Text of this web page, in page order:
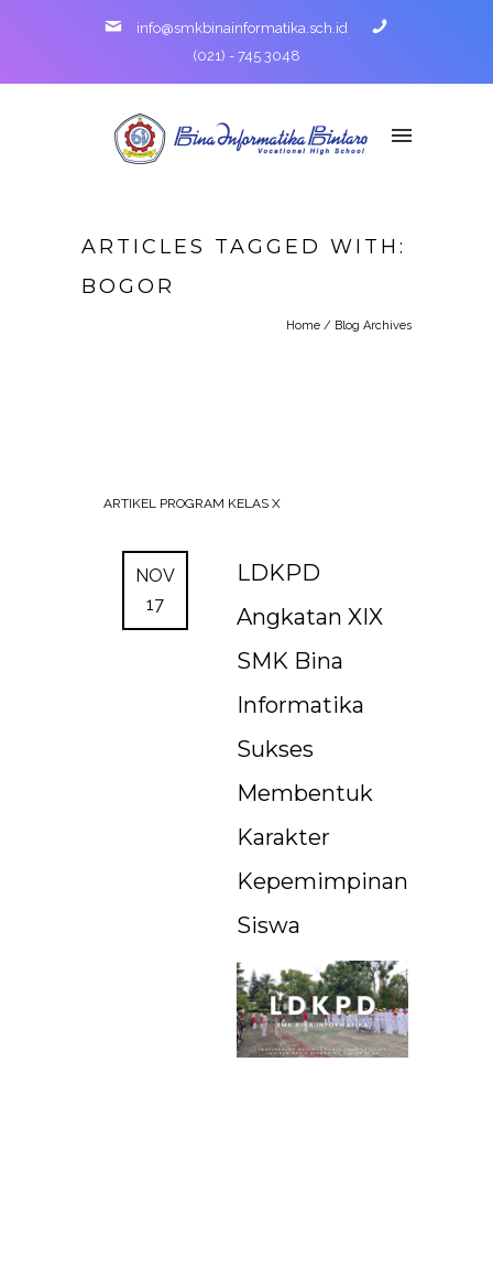
info@smkbinainformatika.sch.id
(021) - 745 3048
ARTICLES TAGGED WITH:
BOGOR
Home / Blog Archives
ARTIKEL PROGRAM KELAS X
NOV
17
LDKPD
Angkatan XIX
SMK Bina
Informatika
Sukses
Membentuk
Karakter
Kepemimpinan
Siswa